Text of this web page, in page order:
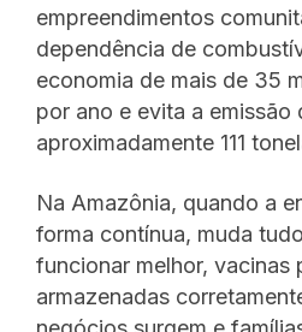
empreendimentos
dependência de
economia de mais de 35
por ano e evita a emissão
aproximadamente 111
Na Amazônia, quando a
forma contínua, muda
funcionar melhor, vacinas
armazenadas